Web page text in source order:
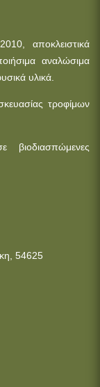
αποκλειστικά
αναλώσιμα
υλικά.
τροφίμων
54625